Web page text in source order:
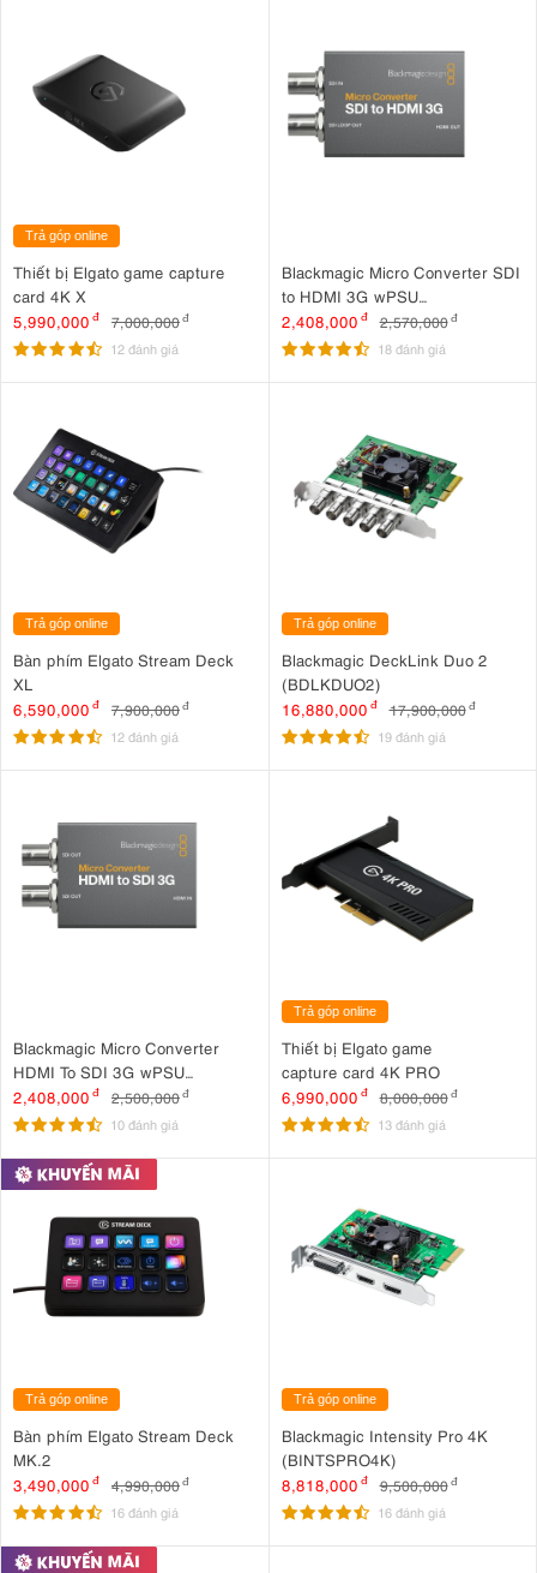
Trả góp online
Thiết bị Elgato game capture
card 4K X
5,990,000 đ 7,000,000đ
12 đánh giá
Blackmagic Micro Converter SDI
to HDMI 3G wPSU
(CONVCMIC/SH03G/WPSU)
2,408,000 đ 2,570,000 đ
18 đánh giá
Trả góp online
Bàn phím Elgato Stream Deck
XL
6,590,000 đ 7,900,000đ
12 đánh giá
Trả góp online
Blackmagic DeckLink Duo 2
(BDLKDUO2)
16,880,000 đ 17,900,000 đ
19 đánh giá
Blackmagic Micro Converter
HDMI To SDI 3G wPSU
(CONVCMIC/HS03G/WPSU)
2,408,000 đ 2,500,000đ
10 đánh giá
Trả góp online
Thiết bị Elgato game
capture card 4K PRO
6,990,000 đ 8,000,000 đ
13 đánh giá
Trả góp online
Bàn phím Elgato Stream Deck
MK.2
3,490,000 đ 4,990,000đ
16 đánh giá
Trả góp online
Blackmagic Intensity Pro 4K
(BINTSPRO4K)
8,818,000 đ 9,500,000 đ
16 đánh giá